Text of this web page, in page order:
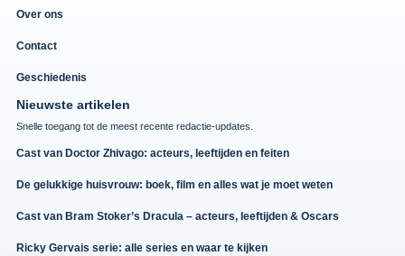
Over ons
Contact
Geschiedenis
Nieuwste artikelen
Snelle toegang tot de meest recente redactie-updates.
Cast van Doctor Zhivago: acteurs, leeftijden en feiten
De gelukkige huisvrouw: boek, film en alles wat je moet weten
Cast van Bram Stoker’s Dracula – acteurs, leeftijden & Oscars
Ricky Gervais serie: alle series en waar te kijken